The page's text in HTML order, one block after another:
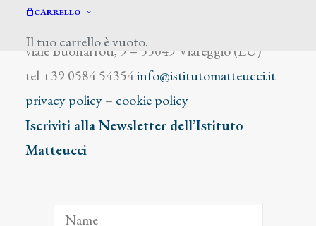
CARRELLO
Il tuo carrello è vuoto.
viale Buonarroti, 9 – 55049 Viareggio (LU)
tel +39 0584 54354info@istitutomatteucci.it
privacy policy– cookie policy
Iscriviti alla Newsletter dell’Istituto
Matteucci